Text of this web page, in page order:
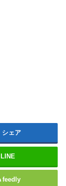
シェア
LINE
feedly